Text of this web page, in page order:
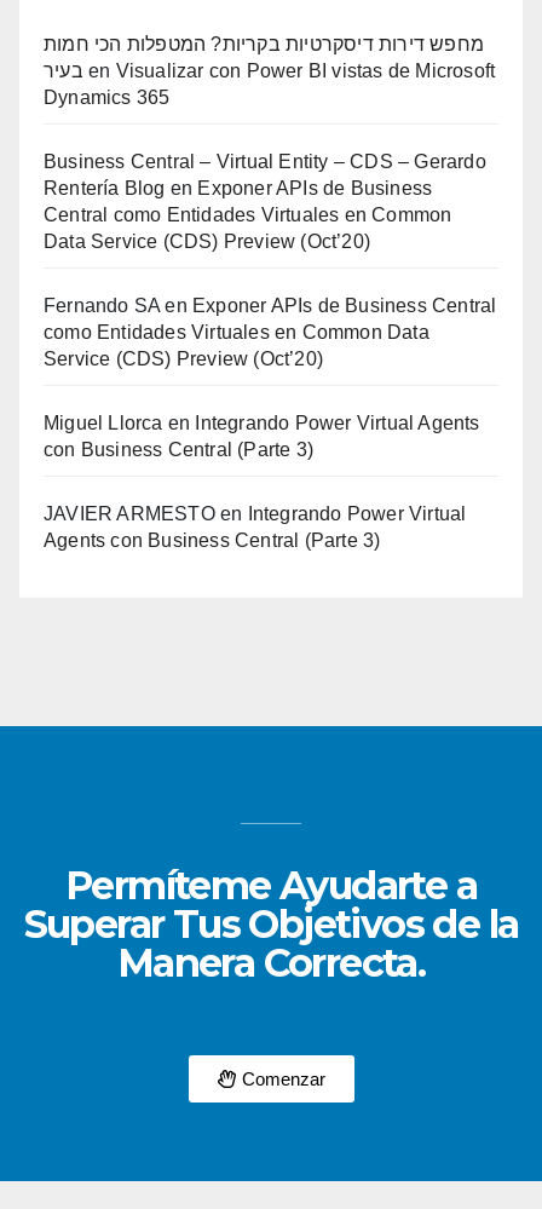
מחפש דירות דיסקרטיות בקריות? המטפלות הכי חמות
בעיר en Visualizar con Power BI vistas de Microsoft
Dynamics 365
Business Central – Virtual Entity – CDS – Gerardo
Rentería Blog en Exponer APIs de Business
Central como Entidades Virtuales en Common
Data Service (CDS) Preview (Oct’20)
Fernando SA en Exponer APIs de Business Central
como Entidades Virtuales en Common Data
Service (CDS) Preview (Oct’20)
Miguel Llorca en
Integrando Power Virtual Agents
con Business Central (Parte 3)
JAVIER ARMESTOen
Integrando Power Virtual
Agents con Business Central (Parte 3)
Permíteme Ayudarte a
Superar Tus Objetivos de la
Manera Correcta.
Comenzar